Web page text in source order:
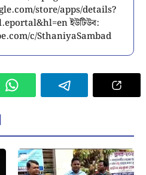
store/apps/details?
ইউটিউব:
c/SthaniyaSambad